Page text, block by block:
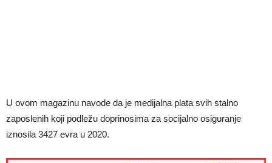
U ovom magazinu navode da je medijalna plata svih stalno
zaposlenih koji podležu doprinosima za socijalno osiguranje
iznosila 3427 evra u 2020.